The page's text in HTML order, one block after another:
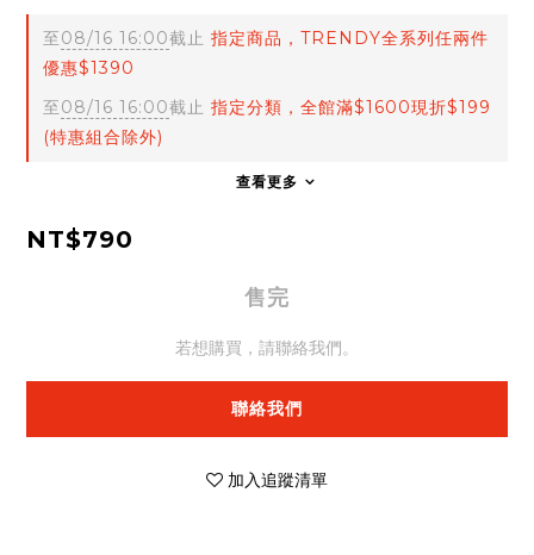
至08/16 16:00截止 指定商品，TRENDY全系列任兩件
優惠$1390
至08/16 16:00截止 指定分類，全館滿$1600現折$199
(特惠組合除外)
查看更多
NT$790
售完
若想購買，請聯絡我們。
聯絡我們
加入追蹤清單